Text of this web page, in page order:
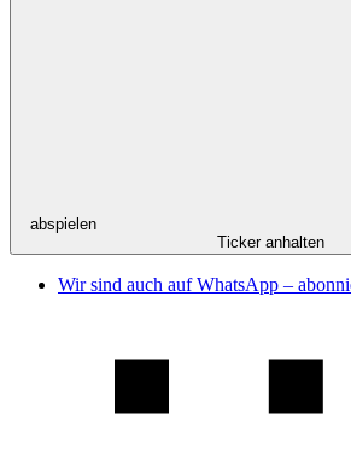
abspielen
Ticker anhalten
Wir sind auch auf WhatsApp –